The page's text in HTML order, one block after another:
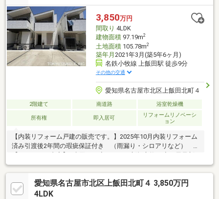
ます ━━━━━・・・物件の詳細・ご相談はお気軽にお問い合わ
せください。
3,850万円
間取り 4LDK
建物面積97.19m2
土地面積105.78m2
築年月 2021年3月(築5年6ヶ月)
名鉄小牧線 上飯田駅 徒歩9分
その他の交通
愛知県名古屋市北区上飯田北町４
2階建て 南道路 浴室乾燥機
所有権 即入居可
リフォームリノベーシ
ョン
【内装リフォーム戸建の販売です。】2025年10月内装リフォーム
済み引渡後2年間の瑕疵保証付き （雨漏り・シロアリなど）
規交換 ◇トイレ新規交換 ◇洗面台新規交換■内装 ◇クロス
張替え ◇フロアタイル張り ◇照明設置 ◇ガスコンロ新品
◇レンジフード交換 ◇システムキッチン新品 ◇室内クリーニ
ング ◇建具交換【アクセス】◇【名鉄小牧】線【上飯田】駅ま
愛知県名古屋市北区上飯田北町４ 3,850万円
4LDK